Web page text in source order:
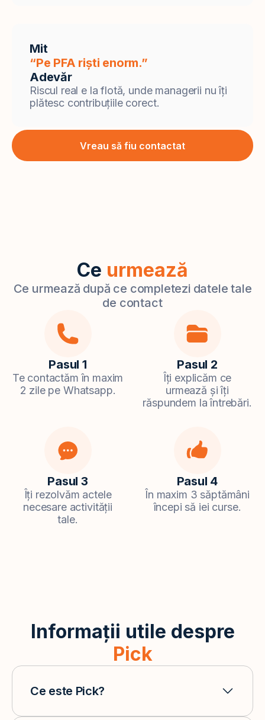
Mit
“Pe PFA riști enorm.”
Adevăr
Riscul real e la flotă, unde managerii nu îți
plătesc contribuțiile corect.
Vreau să fiu contactat
Ce urmează
Ce urmează după ce completezi datele tale
de contact
Pasul 1
Te contactăm în maxim
2 zile pe Whatsapp.
Pasul 2
Îți explicăm ce
urmează și îți
răspundem la întrebări.
Pasul 3
Îți rezolvăm actele
necesare activității
tale.
Pasul 4
În maxim 3 săptămâni
începi să iei curse.
Informații utile despre
Pick
Ce este Pick?